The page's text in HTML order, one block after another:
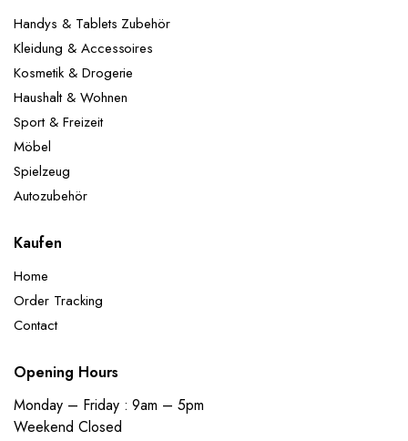
Handys & Tablets Zubehör
Kleidung & Accessoires
Kosmetik & Drogerie
Haushalt & Wohnen
Sport & Freizeit
Möbel
Spielzeug
Autozubehör
Kaufen
Home
Order Tracking
Contact
Opening Hours
Monday – Friday : 9am – 5pm
Weekend Closed